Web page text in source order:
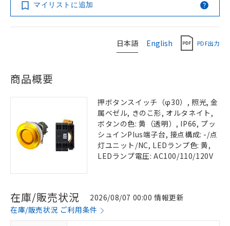
マイリストに追加
日本語 English PDF出力
商品概要
押ボタンスイッチ（φ30）, 照光, 金
属ベゼル, きのこ形, オルタネイト,
ボタンの色: 黄（透明）, IP66, プッ
シュインPlus端子台, 接点構成: -/点
灯ユニット/NC, LEDランプ色: 黄,
LEDランプ電圧: AC100/110/120V
在庫/販売状況
2026/08/07 00:00 情報更新
在庫/販売状況 ご利用条件